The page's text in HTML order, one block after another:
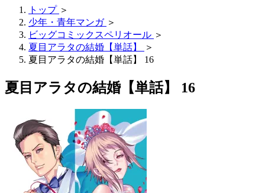
トップ ＞
少年・青年マンガ ＞
ビッグコミックスペリオール ＞
夏目アラタの結婚【単話】
＞
夏目アラタの結婚【単話】 16
夏目アラタの結婚【単話】 16